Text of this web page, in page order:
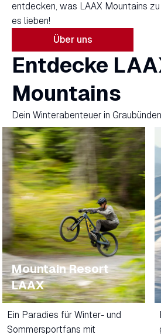
entdecken, was LAAX Mountains
es lieben!
Über uns
Entdecke
Mountains
Dein Winterabenteuer in Graubünden.
Mountain Resort
LAAX
Ein Paradies für Winter- und
Sommersportfans mit